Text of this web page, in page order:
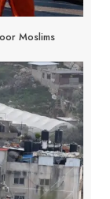
Moslims